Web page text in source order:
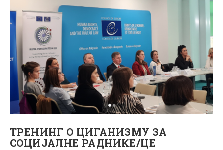
ТРЕНИНГ О ЦИГАНИЗМУ ЗА
СОЦИЈАЛНЕ РАДНИКЕ/ЦЕ